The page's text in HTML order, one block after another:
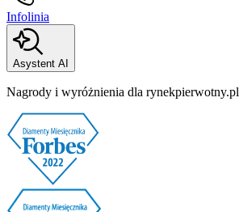
Infolinia
Asystent AI
Nagrody i wyróżnienia dla rynekpierwotny.pl